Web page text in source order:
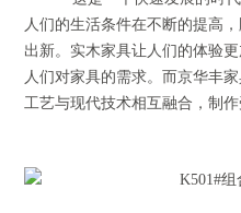
人们的生活条件在不断的提高
出新。实木家具让人们的体验
人们对家具的需求。而京华丰
工艺与现代技术相互融合，制作